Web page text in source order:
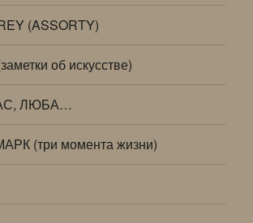
(ASSORTY)
об искусстве)
ЛЮБА…
(три момента жизни)